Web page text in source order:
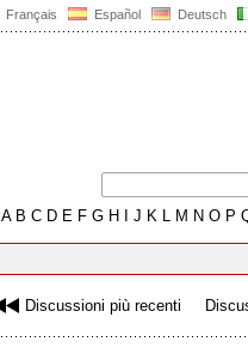
Français Español Deutsch
AB C D E F G H J K L M N O P
Discussioni più recenti